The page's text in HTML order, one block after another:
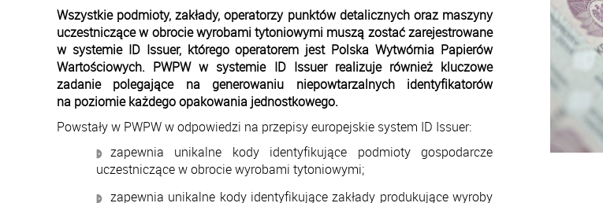
Wszystkie podmioty, zakłady, operatorzy punktów detalicznych oraz maszyny
uczestniczące w obrocie wyrobami tytoniowymi muszą zostać zarejestrowane
w systemie ID Issuer, którego operatorem jest Polska Wytwórnia Papierów
Wartościowych. PWPW w systemie ID Issuer realizuje również kluczowe
zadanie polegające na generowaniu niepowtarzalnych identyfikatorów
na poziomie każdego opakowania jednostkowego.
Powstały w PWPW w odpowiedzi na przepisy europejskie system ID Issuer:
zapewnia unikalne kody identyfikujące podmioty gospodarcze
uczestniczące w obrocie wyrobami tytoniowymi;
zapewnia unikalne kody identyfikujące zakłady produkujące wyroby